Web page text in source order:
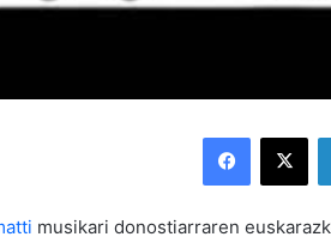
musikari donostiarraren